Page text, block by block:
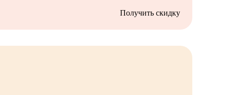
Получить скидку